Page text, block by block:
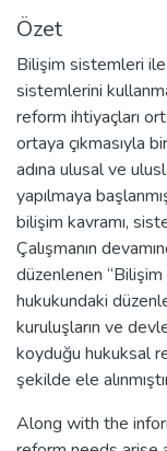
Özet
Bilişim sistemleri
sistemlerini
reform ihtiyaçları
ortaya çıkmasıyla
adına ulusal ve
yapılmaya
bilişim kavramı,
Çalışmanın
düzenlenen “Bilişim
hukukundaki
kuruluşların ve
koyduğu hukuksal
şekilde ele
Along with the